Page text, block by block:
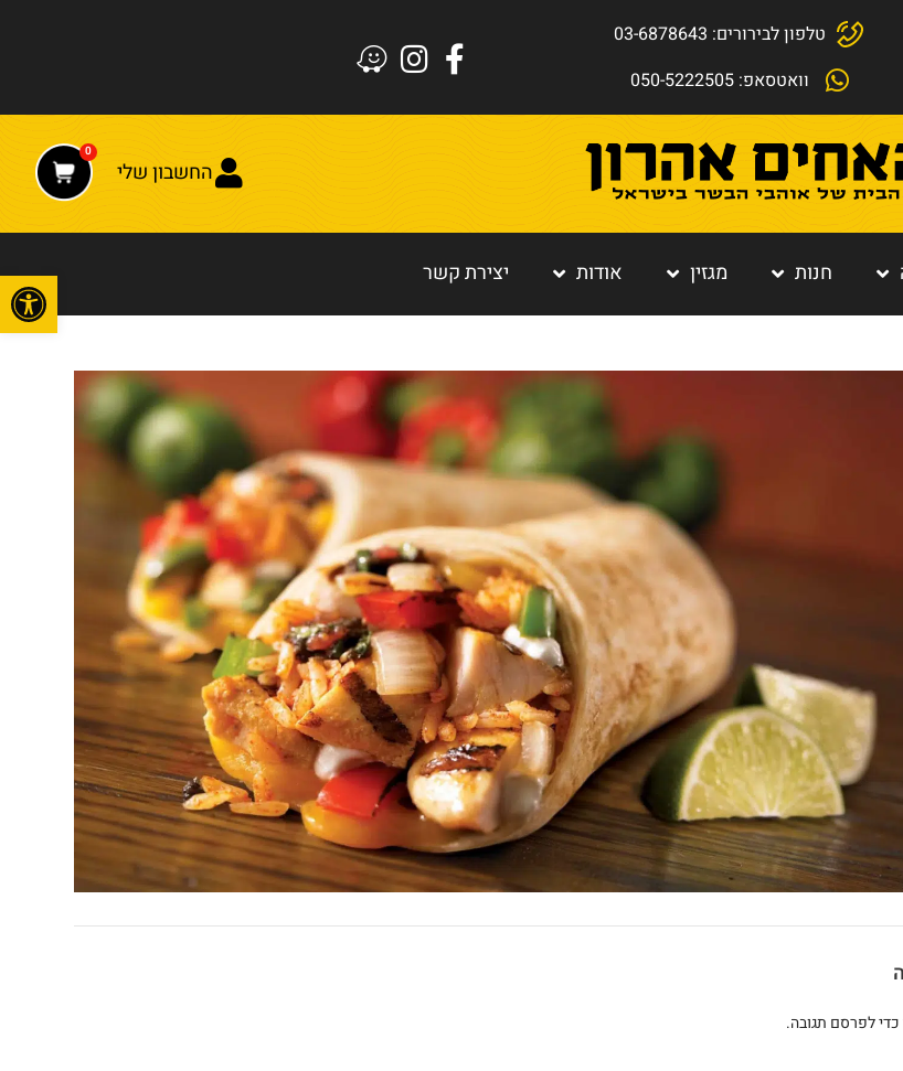
טלפון לבירורים: 03-6878643
וואטסאפ: 050-5222505
החשבון שלי
0
חנות מגזין אודות יצירת קשר
כדי לפרסם תגובה.